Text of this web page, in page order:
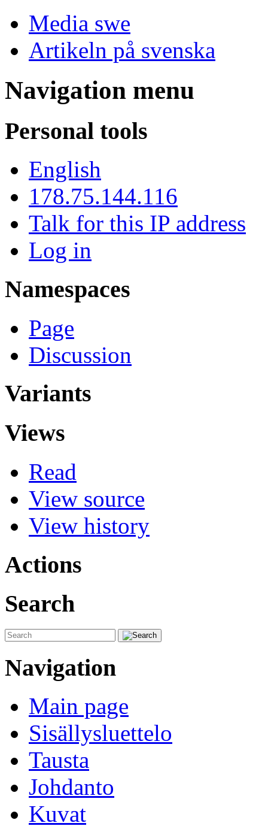
Media swe
Artikeln på svenska
Navigation menu
Personal tools
English
178.75.144.116
Talk for this IP address
Log in
Namespaces
Page
Discussion
Variants
Views
Read
View source
View history
Actions
Search
Navigation
Main page
Sisällysluettelo
Tausta
Johdanto
Kuvat